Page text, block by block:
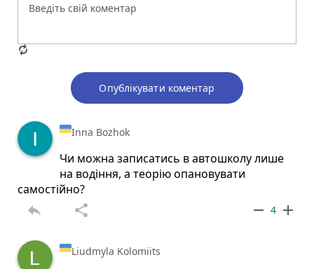
Опублікувати коментар
Inna Bozhok
Чи можна записатись в автошколу лише
на водіння, а теорію опановувати
самостійно?
reply share remove 4 add
Liudmyla Kolomiits